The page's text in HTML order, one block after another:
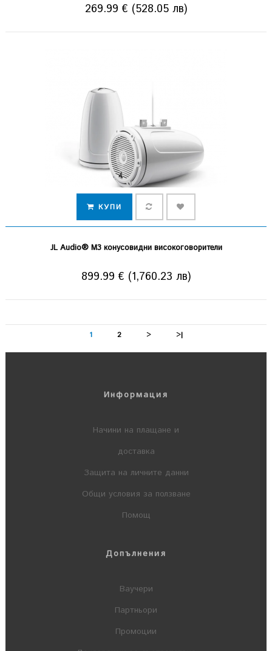
269.99 € (528.05 лв)
КУПИ
JL Audio® M3 конусовидни високоговорители
899.99 € (1,760.23 лв)
1 2 > >|
Информация
Начини на плащане и
доставка
Защита на личните данни
Общи условия за ползване
Помощ
Допълнения
Ваучери
Партньори
Промоции